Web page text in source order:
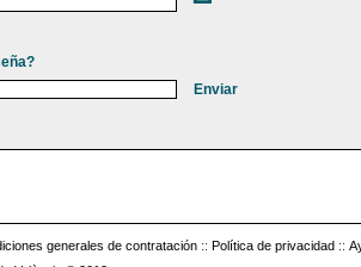
generales de contratación :: Política de privacidad ::